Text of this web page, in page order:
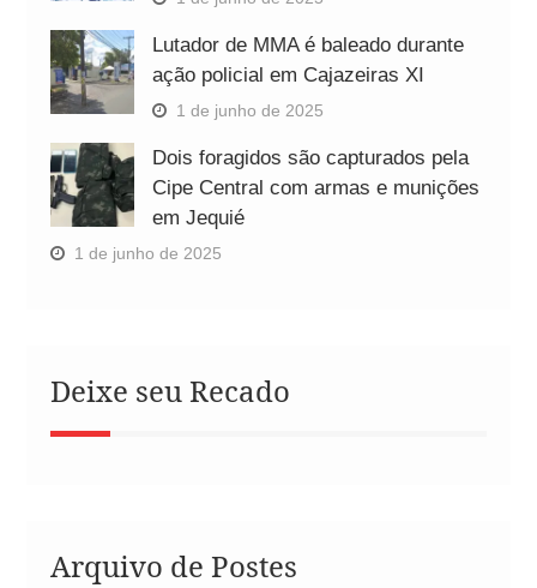
Lutador de MMA é baleado durante
ação policial em Cajazeiras XI
1 de junho de 2025
Dois foragidos são capturados pela
Cipe Central com armas e munições
em Jequié
1 de junho de 2025
Deixe seu Recado
Arquivo de Postes